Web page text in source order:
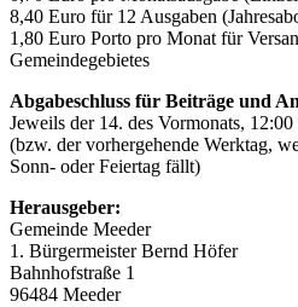
8,40 Euro für 12 Ausgaben
1,80 Euro Porto pro Monat für
Gemeindegebietes
Abgabeschluss für Beiträge und
Jeweils der 14. des Vormonats,
(bzw. der vorhergehende Werktag,
Sonn- oder Feiertag fällt)
Herausgeber:
Gemeinde Meeder
1. Bürgermeister Bernd Höfer
Bahnhofstraße 1
96484 Meeder